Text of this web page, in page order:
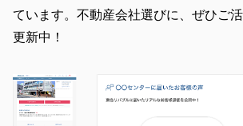
ています。不動産会社選びに、ぜひご
更新中！